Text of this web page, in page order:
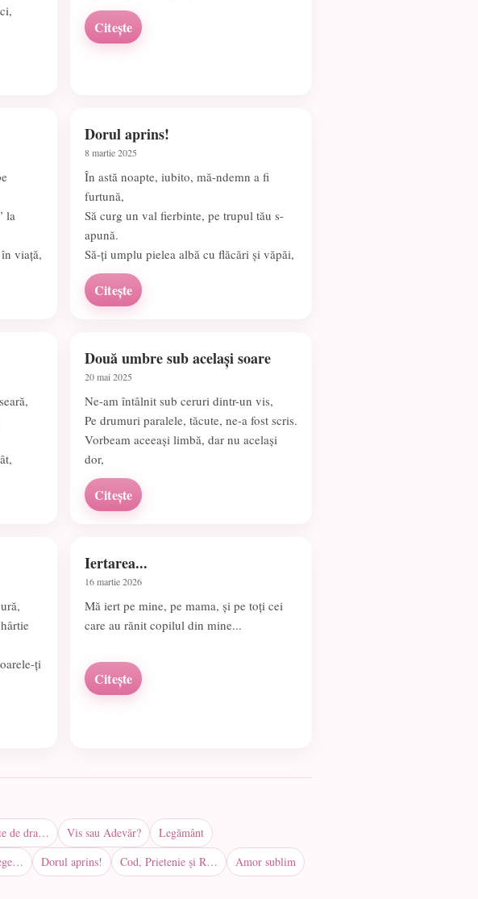
Citește
la
viață,
Dorul aprins!
8 martie 2025
În astă noapte, iubito, mă-ndemn a fi
furtună,
Să curg un val fierbinte, pe trupul tău s-
apună.
Să-ți umplu pielea albă cu flăcări și văpăi,
Citește
Două umbre sub același soare
20 mai 2025
Ne-am întâlnit sub ceruri dintr-un vis,
Pe drumuri paralele, tăcute, ne-a fost scris.
Vorbeam aceeași limbă, dar nu același
dor,
Citește
ți
Iertarea...
16 martie 2026
Mă iert pe mine, pe mama, și pe toți cei
care au rănit copilul din mine...
Citește
de dra… Vis sau Adevăr?
Legământ
Dorul aprins! Cod, Prietenie și R…
Amor sublim